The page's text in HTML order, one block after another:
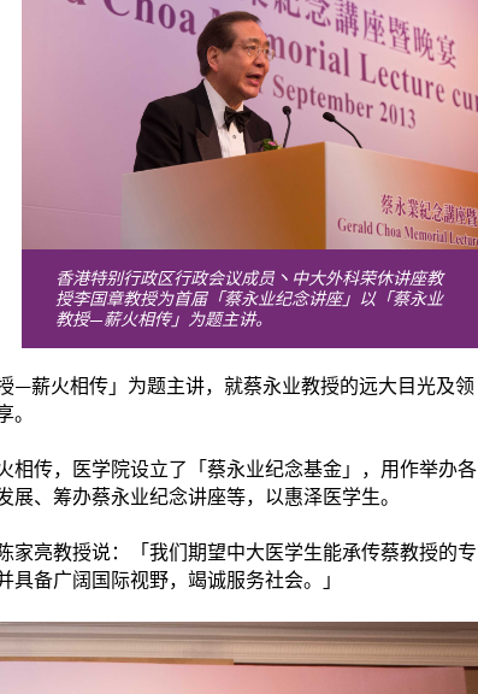
香港特别行政区行政会议成员丶中大外科荣休讲座教
授李国章教授为首届「蔡永业纪念讲座」以「蔡永业
教授—薪火相传」为题主讲。
—薪火相传」为题主讲，就蔡永业教授的远大目光及领
相传，医学院设立了「蔡永业纪念基金」，用作举办各
、筹办蔡永业纪念讲座等，以惠泽医学生。
家亮教授说：「我们期望中大医学生能承传蔡教授的专
备广阔国际视野，竭诚服务社会。」